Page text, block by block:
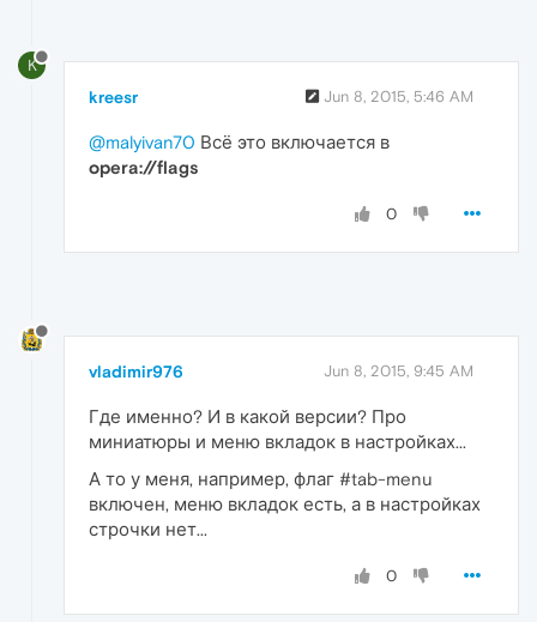
K
kreesr Jun 8, 2015, 5:46 AM
@malyivan70 Всё это включается в
opera://flags
0
vladimir976 Jun 8, 2015, 9:45 AM
Где именно? И в какой версии? Про
миниатюры и меню вкладок в настройках...
А то у меня, например, флаг #tab-menu
включен, меню вкладок есть, а в настройках
строчки нет...
0